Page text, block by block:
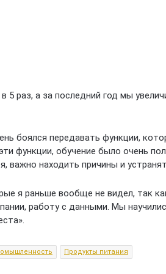
5 раз, а за последний год мы
боялся передавать функции,
функции, обучение было очень
важно находить причины и
я раньше вообще не видел, так
работу с данными. Мы
Продукты питания